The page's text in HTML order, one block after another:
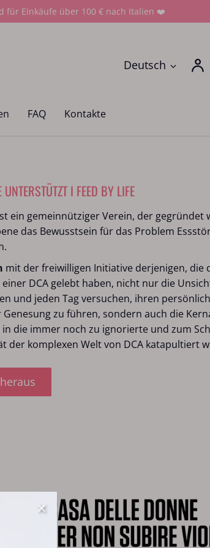
für Einkäufe über 100 € nach Italien ❤️
Sprache
Deutsch
FAQ Kontakte
I FEED BY LIFE
ein gemeinnütziger Verein, der gegründet
das Bewusstsein für das Problem
mit der freiwilligen Initiative derjenigen, die
DCA gelebt haben, nicht nur die
und jeden Tag versuchen, ihren
Genesung zu führen, sondern auch die
die immer noch zu ignorierte und zum
der komplexen Welt von DCA katapultiert